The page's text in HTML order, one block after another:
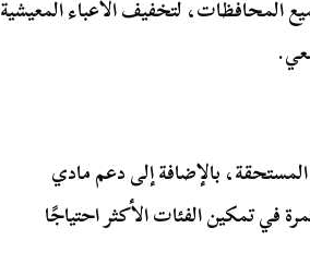
المحافظات، لتخفيف الأعباء المعيشية
رحلة عمرة للفئات المستحقة، بالإضافة إلى دعم مادي
في تمكين الفئات الأكثر احتياجًا